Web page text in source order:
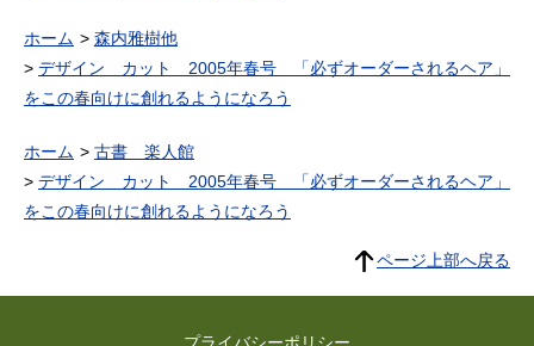
ホーム
森内雅樹他
デザイン カット 2005年春号 「必ずオーダーされるヘア」
をこの春向けに創れるようになろう
ホーム
古書 楽人館
デザイン カット 2005年春号 「必ずオーダーされるヘア」
をこの春向けに創れるようになろう
ページ上部へ戻る